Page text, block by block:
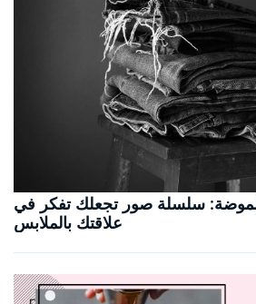
الموضة: سلسلة صور تجعلك تفكر في
علاقتك بالملابس